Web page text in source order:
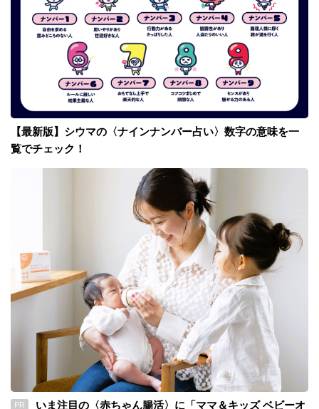
【最新版】シウマの〈ナインナンバー占い〉数字の意味を一
覧でチェック！
PR
いま注目の〈赤ちゃん腸活〉に「ママ＆キッズ ベビーオ